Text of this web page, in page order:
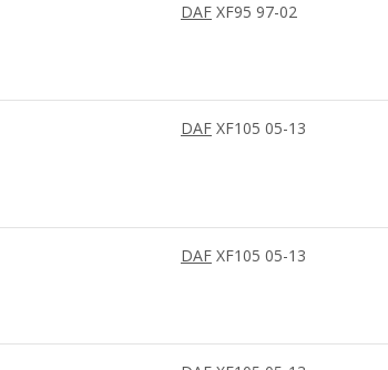
DAF XF95 97-02
DAF XF105 05-13
DAF XF105 05-13